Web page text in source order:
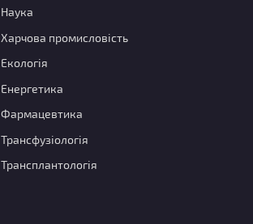
Наука
Харчова промисловість
Екологія
Енергетика
Фармацевтика
Трансфузіологія
Трансплантологія